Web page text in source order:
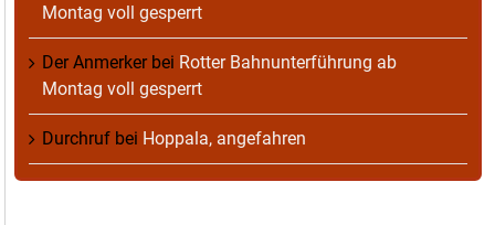
Montag voll gesperrt
Der Anmerkerbei Rotter Bahnunterführung ab
Montag voll gesperrt
Durchruf bei Hoppala, angefahren